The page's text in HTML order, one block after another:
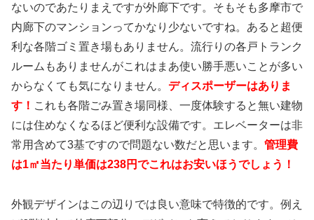
ないのであたりまえですが外廊下です。そもそも多摩市で
内廊下のマンションってかなり少ないですね。あると超便
利な各階ゴミ置き場もありません。流行りの各戸トランク
ルームもありませんがこれはまあ使い勝手悪いことが多い
からなくても気になりません。 ディスポーザーはありま
す！ これも各階ごみ置き場同様、一度体験すると無い建物
には住めなくなるほど便利な設備です。エレベーターは非
常用含めて3基ですので問題ない数だと思います。 管理費
は1㎡当たり単価は238円でこれはお安いほうでしょう！
外観デザインはこの辺りでは良い意味で特徴的です。例え